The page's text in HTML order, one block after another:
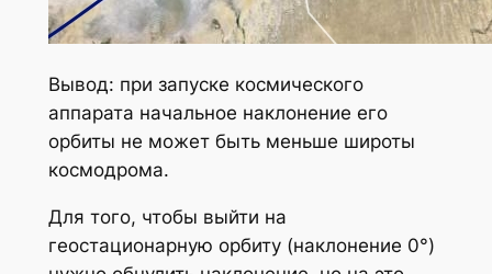
Вывод: при запуске космического
аппарата начальное наклонение его
орбиты не может быть меньше широты
космодрома.
Для того, чтобы выйти на
геостационарную орбиту (наклонение 0°)